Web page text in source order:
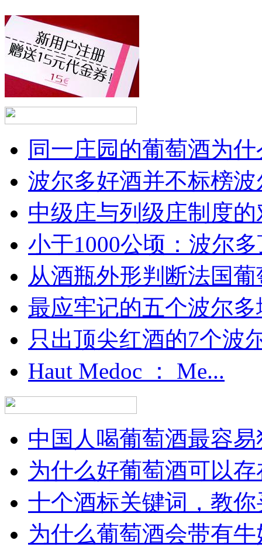
同一庄园的葡萄酒为
波尔多好酒并不标榜
中级庄与列级庄制度
小于1000公顷：波尔
从酒瓶外形判断法国
最应牢记的五个波尔多
只出顶尖红酒的7个波
Haut Medoc ： Me...
中国人喝葡萄酒最容
为什么好葡萄酒可以
十个酒标关键词，教
为什么葡萄酒会带有